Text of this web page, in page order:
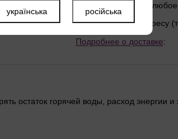
Новой почтой в
Курьером по адресу
Подробнее о доставке:
остаток горячей воды, расход энергии и
українська російська